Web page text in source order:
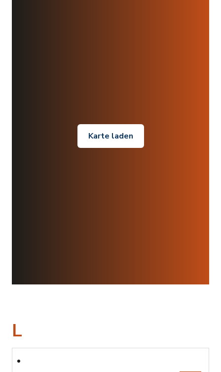
Karte laden
L